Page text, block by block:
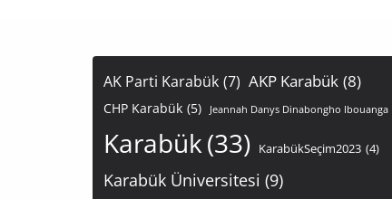
AK Parti Karabük (7) AKP Karabük (8)
CHP Karabük (5) Jeannah Danys Dinabongho Ibouanga
Karabük(33) KarabükSeçim2023 (4)
Karabük Üniversitesi (9)